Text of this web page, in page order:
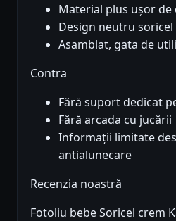
Material plus ușor de
Design neutru soricel
Asamblat, gata de
Contra
Fără suport dedicat
Fără arcada cu jucării
Informații limitate
antialunecare
Recenzia noastră
Fotoliu bebe Soricel crem